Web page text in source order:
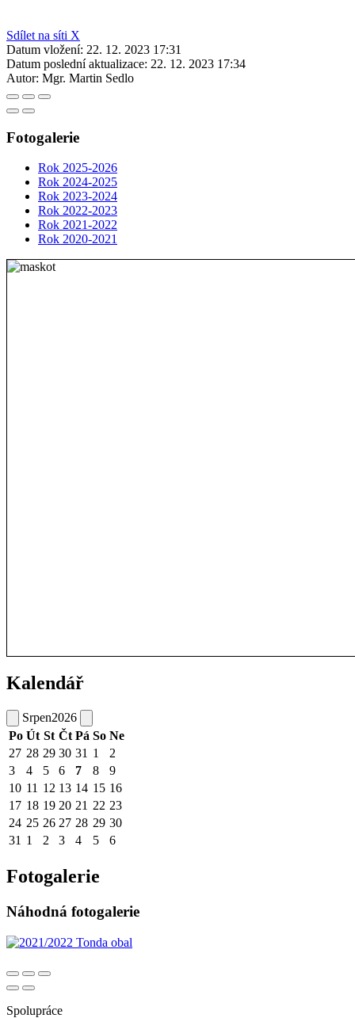
Sdílet na síti X
Datum vložení: 22. 12. 2023 17:31
Datum poslední aktualizace: 22. 12. 2023 17:34
Autor: Mgr. Martin Sedlo
Fotogalerie
Rok 2025-2026
Rok 2024-2025
Rok 2023-2024
Rok 2022-2023
Rok 2021-2022
Rok 2020-2021
Kalendář
Srpen2026
Po Út St Čt Pá So Ne
27 28 29 30 31 1
2
3
4 5 6 7 8
9
10 11 12 13 14 15 16
17 18 19 20 21 22 23
24 25 26 27 28 29 30
31 1 2 3 4 5 6
Fotogalerie
Náhodná fotogalerie
Spolupráce